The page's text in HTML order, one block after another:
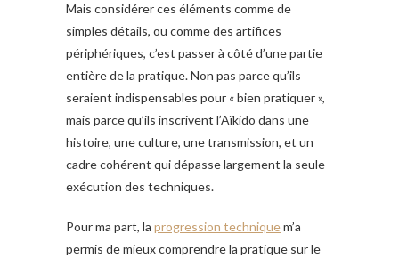
Mais considérer ces éléments comme de
simples détails, ou comme des artifices
périphériques, c’est passer à côté d’une partie
entière de la pratique. Non pas parce qu’ils
seraient indispensables pour « bien pratiquer »,
mais parce qu’ils inscrivent l’Aïkido dans une
histoire, une culture, une transmission, et un
cadre cohérent qui dépasse largement la seule
exécution des techniques.
Pour ma part, la progression techniquem’a
permis de mieux comprendre la pratique sur le